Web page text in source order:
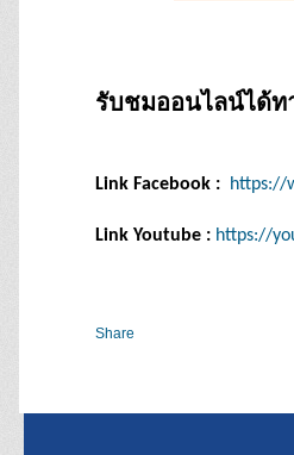
รับชมออนไลน์ได้ท
Link Facebook : https://
Link Youtube : https://
Share